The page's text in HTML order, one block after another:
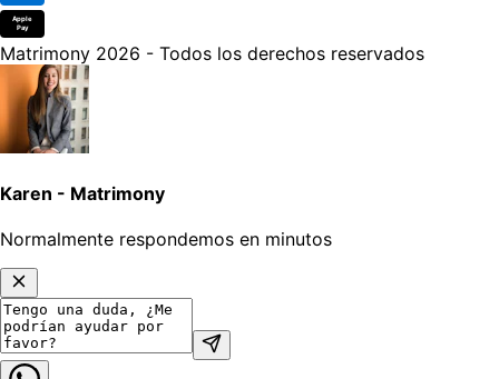
Apple
Pay
Matrimony 2026 - Todos los derechos reservados
Karen - Matrimony
Normalmente respondemos en minutos